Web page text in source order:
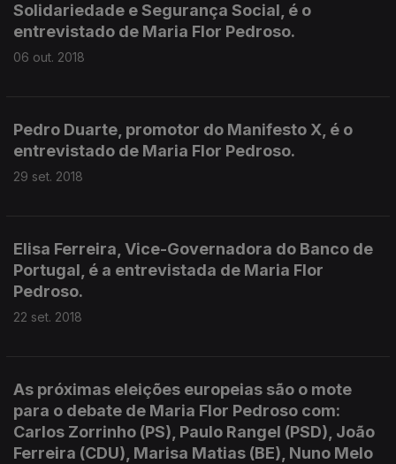
Solidariedade e Segurança Social, é o
entrevistado de Maria Flor Pedroso.
06 out. 2018
Pedro Duarte, promotor do Manifesto X, é o
entrevistado de Maria Flor Pedroso.
29 set. 2018
Elisa Ferreira, Vice-Governadora do Banco de
Portugal, é a entrevistada de Maria Flor
Pedroso.
22 set. 2018
As próximas eleições europeias são o mote
para o debate de Maria Flor Pedroso com:
Carlos Zorrinho (PS), Paulo Rangel (PSD), João
Ferreira (CDU), Marisa Matias (BE), Nuno Melo